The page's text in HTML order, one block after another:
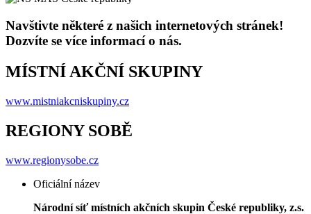
Navštivte některé z našich internetových stránek!
Dozvíte se více informací o nás.
MÍSTNÍ AKČNÍ SKUPINY
www.mistniakcniskupiny.cz
REGIONY SOBĚ
www.regionysobe.cz
Oficiální název
Národní síť místních akčních skupin České republiky, z.s.